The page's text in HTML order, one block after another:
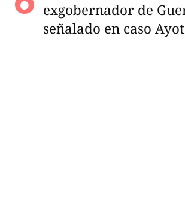
exgobernador de
señalado en caso